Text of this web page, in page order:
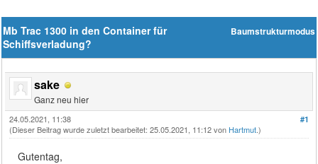
Baumstrukturmodus
Mb Trac 1300 in den Container für
Schiffsverladung?
sake
Ganz neu hier
#1
24.05.2021, 11:38
(Dieser Beitrag wurde zuletzt bearbeitet: 25.05.2021, 11:12 von Hartmut.)
Gutentag,